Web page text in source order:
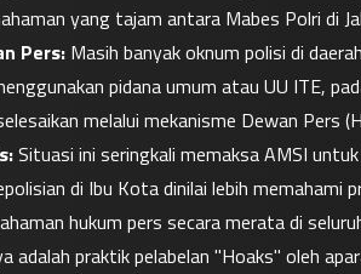
yang tajam antara Mabes Polri di
Pers: Masih banyak oknum polisi di
pidana umum atau UU ITE,
melalui mekanisme Dewan Pers
Situasi ini seringkali memaksa AMSI
di Ibu Kota dinilai lebih memahami
hukum pers secara merata di
adalah praktik pelabelan "Hoaks" oleh